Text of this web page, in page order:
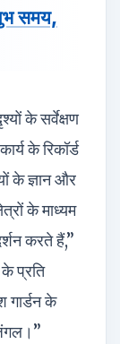
समय,
के सर्वेक्षण
के रिकॉर्ड
के ज्ञान और
के माध्यम
करते हैं,”
प्रति
गार्डन के